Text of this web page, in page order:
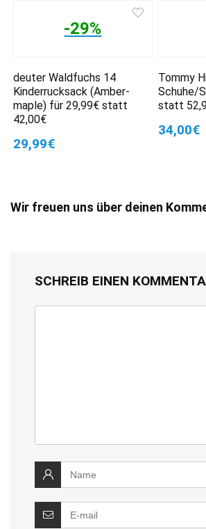
-29%
deuter Waldfuchs 14
Kinderrucksack (Amber-
maple) für 29,99€ statt
42,00€
29,99€
Tommy
Schuhe/
statt
34,00€
Wir freuen uns über deinen
SCHREIB EINEN